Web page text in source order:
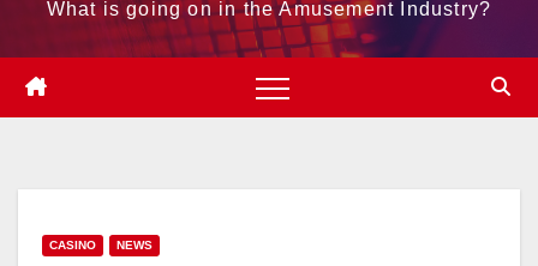
What is going on in the Amusement Industry?
CASINO NEWS